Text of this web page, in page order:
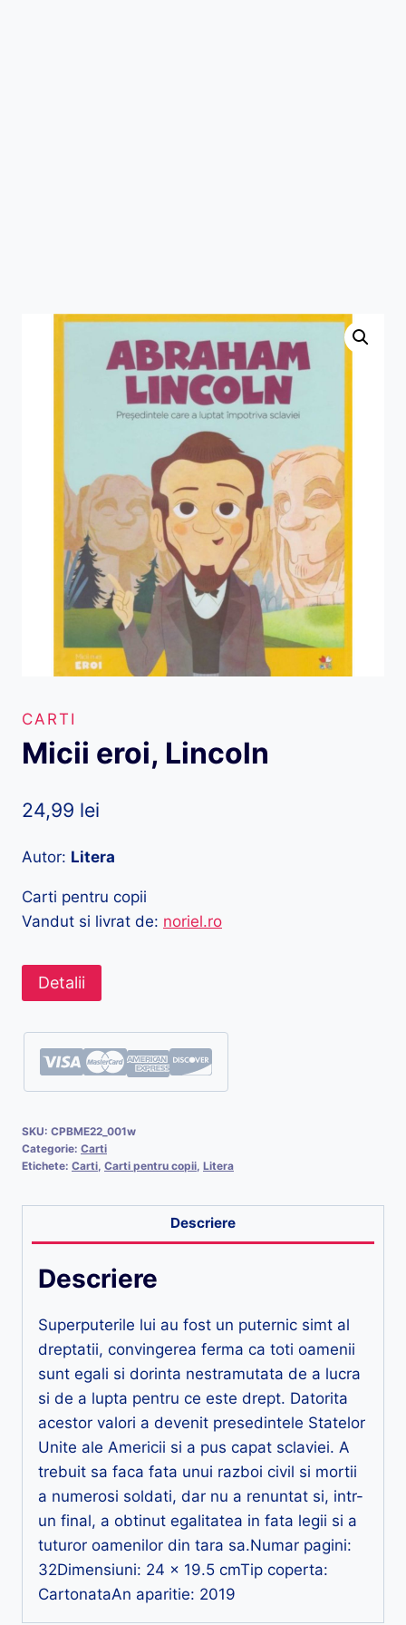
CARTI
Micii eroi, Lincoln
24,99 lei
Autor: Litera
Carti pentru copii
Vandut si livrat de: noriel.ro
Detalii
SKU: CPBME22_001w
Categorie: Carti
Etichete: Carti Carti pentru copii Litera
Descriere
Descriere
Superputerile lui au fost un puternic simt al
dreptatii, convingerea ferma ca toti oamenii
sunt egali si dorinta nestramutata de a lucra
si de a lupta pentru ce este drept. Datorita
acestor valori a devenit presedintele Statelor
Unite ale Americii si a pus capat sclaviei. A
trebuit sa faca fata unui razboi civil si mortii
a numerosi soldati, dar nu a renuntat si, intr-
un final, a obtinut egalitatea in fata legii si a
tuturor oamenilor din tara sa.Numar pagini:
32Dimensiuni: 24 x 19.5 cmTip coperta:
CartonataAn aparitie: 2019